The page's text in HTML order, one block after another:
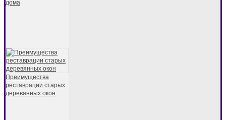
дома
Преимущества
реставрации старых
деревянных окон